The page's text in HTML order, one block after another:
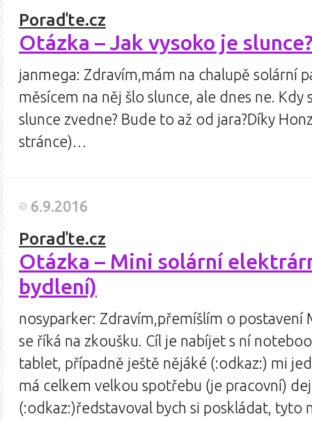
Poraďte.cz
Otázka – Jak vysoko je
janmega: Zdravím,mám na chalupě solární
měsícem na něj šlo slunce, ale dnes ne. Kdy
slunce zvedne? Bude to až od jara?Díky
stránce)…
6.9.2016
Poraďte.cz
Otázka – Mini solární
bydlení)
nosyparker: Zdravím,přemíšlím o postavení
se říká na zkoušku. Cíl je nabíjet s ní
tablet, případně ještě nějáké (:odkaz:) mi
má celkem velkou spotřebu (je pracovní)
(:odkaz:)ředstavoval bych si poskládat, tyto